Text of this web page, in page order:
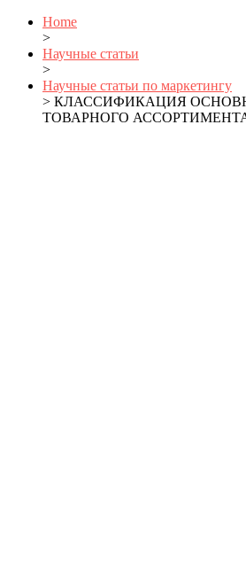
Home
>
Научные статьи
>
Научные статьи по маркетингу
> КЛАССИФИКАЦИЯ
ТОВАРНОГО